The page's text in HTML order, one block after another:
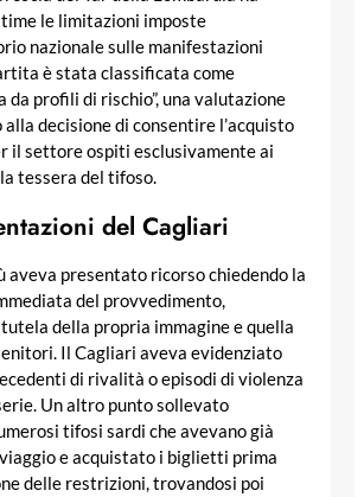
le limitazioni imposte
nazionale sulle manifestazioni
è stata classificata come
da profili di rischio”, una valutazione
decisione di consentire l’acquisto
il settore ospiti esclusivamente ai
tessera del tifoso.
del Cagliari
aveva presentato ricorso chiedendo la
del provvedimento,
della propria immagine e quella
Il Cagliari aveva evidenziato
di rivalità o episodi di violenza
Un altro punto sollevato
tifosi sardi che avevano già
e acquistato i biglietti prima
delle restrizioni, trovandosi poi